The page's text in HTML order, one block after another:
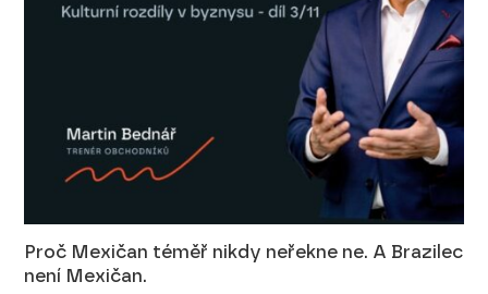
Proč Mexičan téměř nikdy neřekne ne. A Brazilec
není Mexičan.